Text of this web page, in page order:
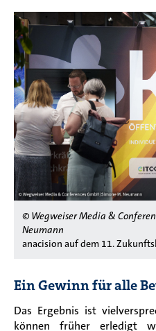
© Wegweiser Media &
Neumann
anacision auf dem 11.
Ein Gewinn für alle
Das Ergebnis ist
können früher erledigt